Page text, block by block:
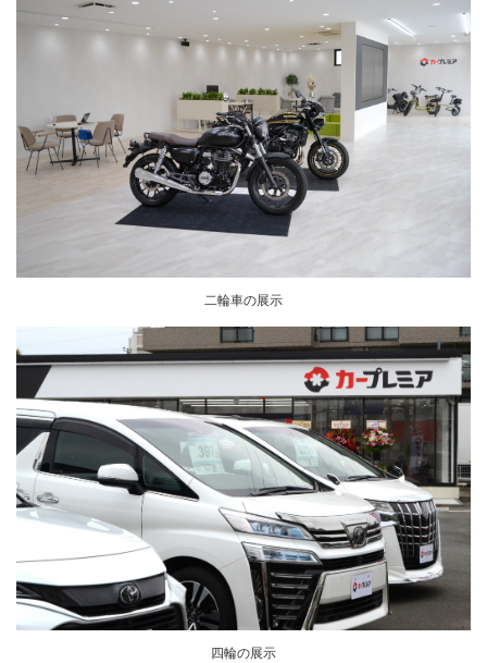
二輪車の展示
四輪の展示